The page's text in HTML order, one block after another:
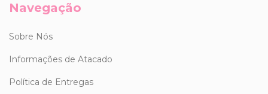
Navegação
Sobre Nós
Informações de Atacado
Política de Entregas